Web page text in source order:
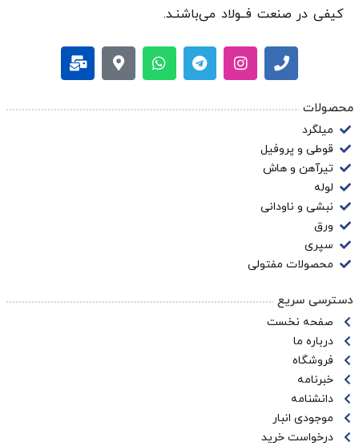
کیفی در صنعت فــولاد می‌باشنـد.
محصولات
میلگرد
قوطی و پروفیل
تیرآهن و هاش
لوله
نبشی و ناودانی
ورق
سپری
محصولات مفتولی
دسترسی سریع
صفحه نخست
درباره ما
فروشگاه
خبرنامه
دانشنامه
موجودی انبار
درخواست خرید